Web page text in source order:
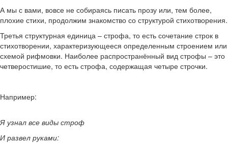
А мы с вами, вовсе не собираясь писать прозу или, тем более,
плохие стихи, продолжим знакомство со структурой стихотворения.
Третья структурная единица – строфа, то есть сочетание строк в
стихотворении, характеризующееся определенным строением или
схемой рифмовки. Наиболее распространённый вид строфы – это
четверостишие, то есть строфа, содержащая четыре строчки.
Например:
Я узнал все виды строф
И развел руками: